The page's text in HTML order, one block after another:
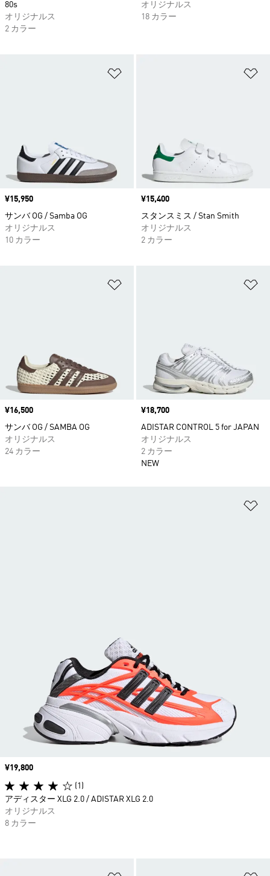
80s
オリジナルス
2 カラー
オリジナルス
18 カラー
価格
¥15,950
サンバ OG / Samba OG
オリジナルス
10 カラー
価格
¥15,400
スタンスミス / Stan Smith
オリジナルス
2 カラー
価格
¥16,500
サンバ OG / SAMBA OG
オリジナルス
24 カラー
価格
¥18,700
ADISTAR CONTROL 5 for JAPAN
オリジナルス
2 カラー
NEW
価格
¥19,800
(1)
アディスター XLG 2.0 / ADISTAR XLG 2.0
オリジナルス
8 カラー